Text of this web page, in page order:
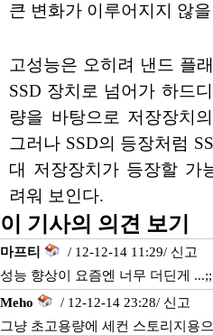
큰 변화가 이루어지지 않
고성능은 오히려 낸드 플
SSD 장치로 넘어가 하드
량을 바탕으로 저장장치
그러나 SSD의 등장처럼
대 저장장치가 등장할 가
려워 보인다.
이 기사의 의견 보기
마프티 / 12-12-14 11:29/ 신고
성능 향상이 요즘엔 너무 더딘게 ...;;
Meho
/ 12-12-14 23:28/ 신고
그냥 초고용량에 세컨 스토리지용